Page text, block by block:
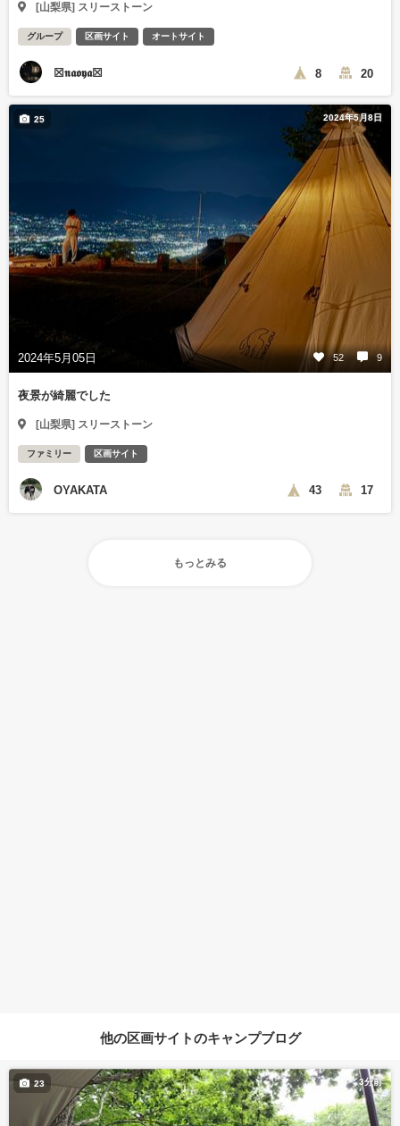
[山梨県] スリーストーン
グループ 区画サイト オートサイト
☒𝖓𝖆𝖔𝖞𝖆☒ 8 20
2024年5月8日
2024年5月05日 52 9
25
夜景が綺麗でした
[山梨県] スリーストーン
ファミリー 区画サイト
OYAKATA 43 17
もっとみる
他の区画サイトのキャンプブログ
3分前
23